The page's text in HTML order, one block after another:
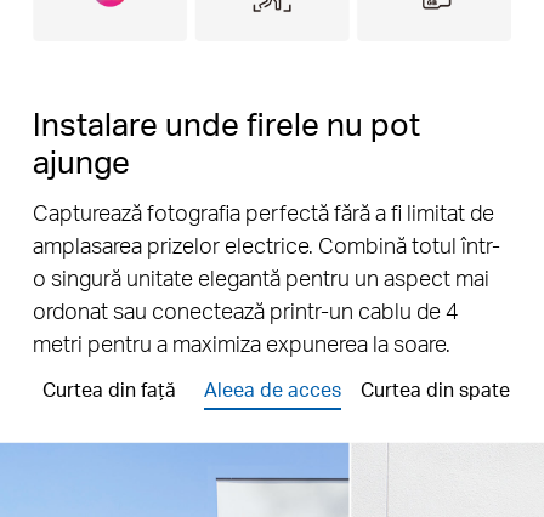
Instalare unde firele nu pot
ajunge
Capturează fotografia perfectă fără a fi limitat de
amplasarea prizelor electrice. Combină totul într-
o singură unitate elegantă pentru un aspect mai
ordonat sau conectează printr-un cablu de 4
metri pentru a maximiza expunerea la soare.
Curtea din față Aleea de acces Curtea din spate